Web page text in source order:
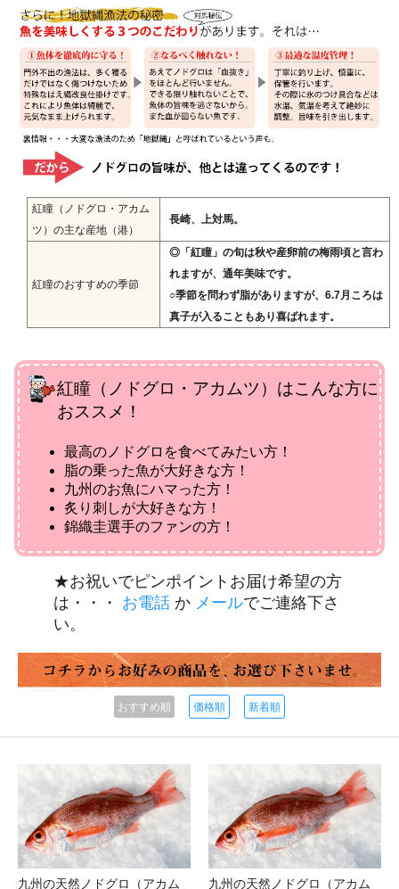
紅瞳（ノドグロ・アカム
ツ）の主な産地（港）
長崎、上対馬。
紅瞳のおすすめの季節
◎「紅瞳」の旬は秋や産卵前の梅雨頃と言わ
れますが、通年美味です。
○季節を問わず脂がありますが、6.7月ころは
真子が入ることもあり喜ばれます。
紅瞳（ノドグロ・アカムツ）はこんな方に
おススメ！
最高のノドグロを食べてみたい方！
脂の乗った魚が大好きな方！
九州のお魚にハマった方！
炙り刺しが大好きな方！
錦織圭選手のファンの方！
★お祝いでピンポイントお届け希望の方
は・・・ お電話か メールでご連絡下さ
い。
おすすめ順 価格順 新着順
九州の天然ノドグロ（アカム
九州の天然ノドグロ（アカム